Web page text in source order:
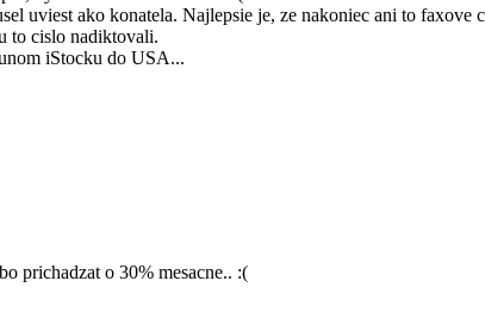
uviest ako konatela. Najlepsie je, ze nakoniec ani to
to cislo nadiktovali.
iStocku do USA...
prichadzat o 30% mesacne.. :(